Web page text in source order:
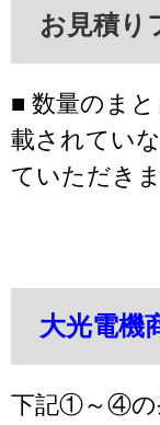
お見積り
■ 数量のま
載されてい
ていただきま
大光電機
下記①～④の